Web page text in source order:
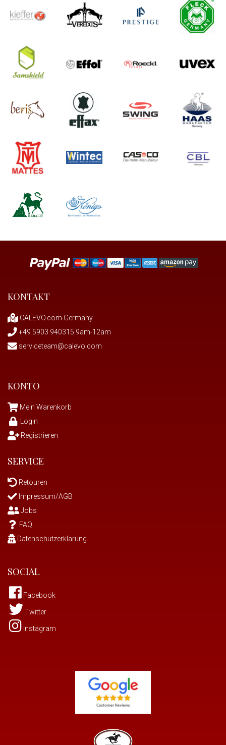
KONTAKT
CALEVO.com Germany
+49 5903 940315 9am-12am
serviceteam@calevo.com
KONTO
Mein Warenkorb
Login
Registrieren
SERVICE
Retouren
Impressum/AGB
Jobs
FAQ
Datenschutzerklärung
SOCIAL
Facebook
Twitter
Instagram